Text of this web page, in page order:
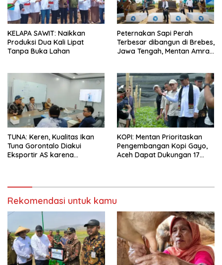
KELAPA SAWIT: Naikkan
Produksi Dua Kali Lipat
Tanpa Buka Lahan
Peternakan Sapi Perah
Terbesar dibangun di Brebes,
Jawa Tengah, Mentan Amran
TUNA: Keren, Kualitas Ikan
Tuna Gorontalo Diakui
Eksportir AS karena
KOPI: Mentan Prioritaskan
Pengembangan Kopi Gayo,
Aceh Dapat Dukungan 17
Rekomendasi untuk kamu